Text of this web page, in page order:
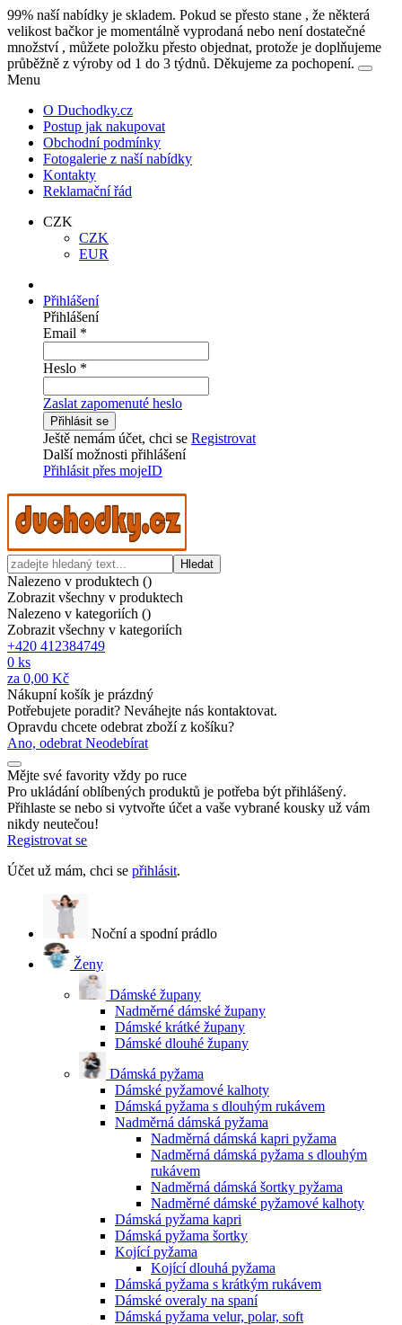
99% naší nabídky je skladem. Pokud se přesto stane , že některá
velikost bačkor je momentálně vyprodaná nebo není dostatečné
množství , můžete položku přesto objednat, protože je doplňujeme
průběžně z výroby od 1 do 3 týdnů. Děkujeme za pochopení.
Menu
O Duchodky.cz
Postup jak nakupovat
Obchodní podmínky
Fotogalerie z naší nabídky
Kontakty
Reklamační řád
CZK
CZK
EUR
Přihlášení
Přihlášení
Email *
Heslo *
Zaslat zapomenuté heslo
Přihlásit se
Ještě nemám účet, chci se Registrovat
Další možnosti přihlášení
Přihlásit přes mojeID
Hledat
Nalezeno v produktech ()
Zobrazit všechny v produktech
Nalezeno v kategoriích ()
Zobrazit všechny v kategoriích
+420 412384749
0 ks
za 0,00 Kč
Nákupní košík je prázdný
Potřebujete poradit? Neváhejte nás kontaktovat.
Opravdu chcete odebrat zboží z košíku?
Ano, odebrat Neodebírat
Mějte své favority vždy po ruce
Pro ukládání oblíbených produktů je potřeba být přihlášený.
Přihlaste se nebo si vytvořte účet a vaše vybrané kousky už vám
nikdy neutečou!
Registrovat se
Účet už mám, chci se přihlásit.
Noční a spodní prádlo
Ženy
Dámské župany
Nadměrné dámské župany
Dámské krátké župany
Dámské dlouhé župany
Dámská pyžama
Dámské pyžamové kalhoty
Dámská pyžama s dlouhým rukávem
Nadměrná dámská pyžama
Nadměrná dámská kapri pyžama
Nadměrná dámská pyžama s dlouhým
rukávem
Nadměrná dámská šortky pyžama
Nadměrné dámské pyžamové kalhoty
Dámská pyžama kapri
Dámská pyžama šortky
Kojící pyžama
Kojící dlouhá pyžama
Dámská pyžama s krátkým rukávem
Dámské overaly na spaní
Dámská pyžama velur, polar, soft